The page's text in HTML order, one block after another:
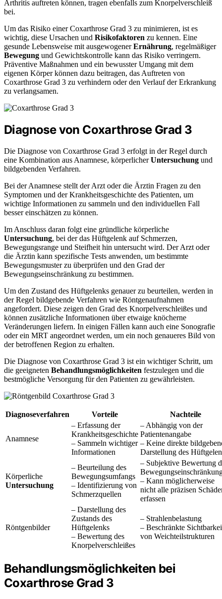
Arthritis auftreten können, tragen ebenfalls zum Knorpelverschleiß
bei.
Um das Risiko einer Coxarthrose Grad 3 zu minimieren, ist es
wichtig, diese Ursachen und Risikofaktoren zu kennen. Eine
gesunde Lebensweise mit ausgewogenerErnährung, regelmäßiger
Bewegung und Gewichtskontrolle kann das Risiko verringern.
Präventive Maßnahmen und ein bewusster Umgang mit dem
eigenen Körper können dazu beitragen, das Auftreten von
Coxarthrose Grad 3 zu verhindern oder den Verlauf der Erkrankung
zu verlangsamen.
Diagnose von Coxarthrose Grad 3
Die Diagnose von Coxarthrose Grad 3 erfolgt in der Regel durch
eine Kombination aus Anamnese, körperlicherUntersuchung und
bildgebenden Verfahren.
Bei der Anamnese stellt der Arzt oder die Ärztin Fragen zu den
Symptomen und der Krankheitsgeschichte des Patienten, um
wichtige Informationen zu sammeln und den individuellen Fall
besser einschätzen zu können.
Im Anschluss daran folgt eine gründliche körperliche
Untersuchung, bei der das Hüftgelenk auf Schmerzen,
Bewegungsrange und Steifheit hin untersucht wird. Der Arzt oder
die Ärztin kann spezifische Tests anwenden, um bestimmte
Bewegungsmuster zu überprüfen und den Grad der
Bewegungseinschränkung zu bestimmen.
Um den Zustand des Hüftgelenks genauer zu beurteilen, werden in
der Regel bildgebende Verfahren wie Röntgenaufnahmen
angefordert. Diese zeigen den Grad des Knorpelverschleißes und
können zusätzliche Informationen über etwaige knöcherne
Veränderungen liefern. In einigen Fällen kann auch eine Sonografie
oder ein MRT angeordnet werden, um ein noch genaueres Bild von
der betroffenen Region zu erhalten.
Die Diagnose von Coxarthrose Grad 3 ist ein wichtiger Schritt, um
die geeigneten Behandlungsmöglichkeiten festzulegen und die
bestmögliche Versorgung für den Patienten zu gewährleisten.
Diagnoseverfahren Vorteile Nachteile
Anamnese
– Erfassung der
Krankheitsgeschichte
– Sammeln wichtiger
Informationen
– Abhängig von der
Patientenangabe
– Keine direkte
Darstellung des
Körperliche
Untersuchung
– Beurteilung des
Bewegungsumfangs
– Identifizierung von
Schmerzquellen
– Subjektive Bewertung
– Kann möglicherweise
nicht alle präzisen
erfassen
Röntgenbilder
– Darstellung des
Zustands des
Hüftgelenks
– Bewertung des
Knorpelverschleißes
– Strahlenbelastung
– Beschränkte
von Weichteilstrukturen
Behandlungsmöglichkeiten bei
Coxarthrose Grad 3